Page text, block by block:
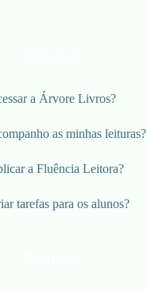
a Árvore Livros?
as minhas leituras?
a Fluência Leitora?
tarefas para os alunos?